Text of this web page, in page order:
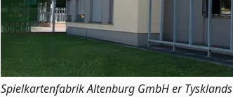
Spielkartenfabrik Altenburg GmbH er